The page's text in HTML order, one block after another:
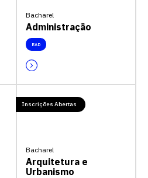
Bacharel
Administração
EAD
Inscrições Abertas
Bacharel
Arquitetura e
Urbanismo